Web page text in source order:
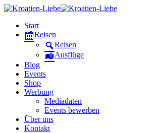
Start
Reisen
Reisen
Ausflüge
Blog
Events
Shop
Werbung
Mediadaten
Events bewerben
Über uns
Kontakt